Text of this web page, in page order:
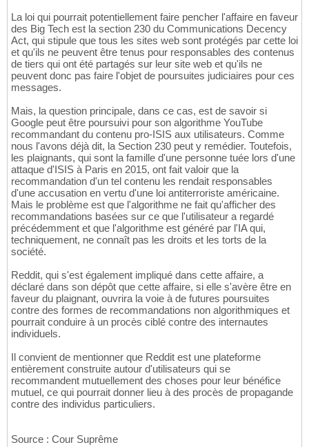
La loi qui pourrait potentiellement faire pencher l'affaire en faveur
des Big Tech est la section 230 du Communications Decency
Act, qui stipule que tous les sites web sont protégés par cette loi
et qu'ils ne peuvent être tenus pour responsables des contenus
de tiers qui ont été partagés sur leur site web et qu'ils ne
peuvent donc pas faire l'objet de poursuites judiciaires pour ces
messages.
Mais, la question principale, dans ce cas, est de savoir si
Google peut être poursuivi pour son algorithme YouTube
recommandant du contenu pro-ISIS aux utilisateurs. Comme
nous l'avons déjà dit, la Section 230 peut y remédier. Toutefois,
les plaignants, qui sont la famille d'une personne tuée lors d'une
attaque d'ISIS à Paris en 2015, ont fait valoir que la
recommandation d'un tel contenu les rendait responsables
d'une accusation en vertu d'une loi antiterroriste américaine.
Mais le problème est que l'algorithme ne fait qu'afficher des
recommandations basées sur ce que l'utilisateur a regardé
précédemment et que l'algorithme est généré par l'IA qui,
techniquement, ne connaît pas les droits et les torts de la
société.
Reddit, qui s'est également impliqué dans cette affaire, a
déclaré dans son dépôt que cette affaire, si elle s'avère être en
faveur du plaignant, ouvrira la voie à de futures poursuites
contre des formes de recommandations non algorithmiques et
pourrait conduire à un procès ciblé contre des internautes
individuels.
Il convient de mentionner que Reddit est une plateforme
entièrement construite autour d'utilisateurs qui se
recommandent mutuellement des choses pour leur bénéfice
mutuel, ce qui pourrait donner lieu à des procès de propagande
contre des individus particuliers.
Source : Cour Suprême